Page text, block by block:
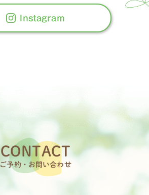
Instagram
CONTACT
ご予約・お問い合わせ